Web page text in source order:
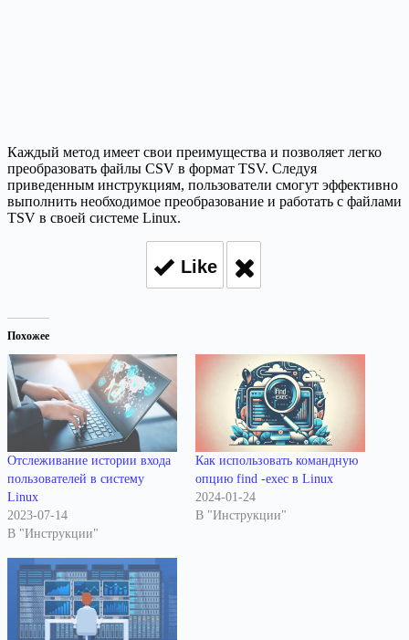
Каждый метод имеет свои преимущества и позволяет легко
преобразовать файлы CSV в формат TSV. Следуя
приведенным инструкциям, пользователи смогут эффективно
выполнить необходимое преобразование и работать с файлами
TSV в своей системе Linux.
Like
Похожее
Отслеживание истории входа
пользователей в систему
Linux
2023-07-14
В "Инструкции"
Как использовать командную
опцию find -exec в Linux
2024-01-24
В "Инструкции"